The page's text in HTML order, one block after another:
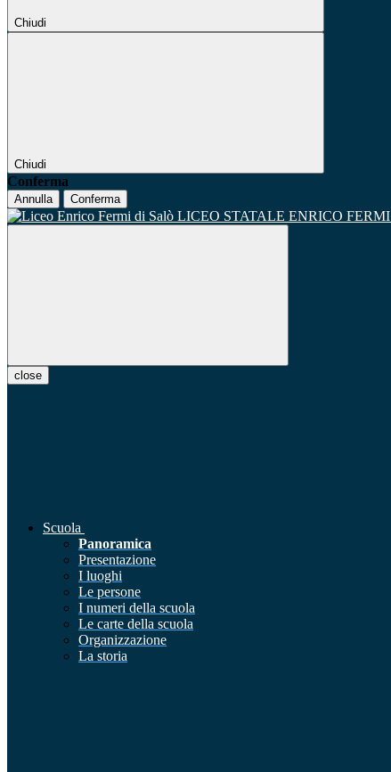
Chiudi
Chiudi
Conferma
Annulla Conferma
LICEO STATALE ENRICO FERMI
close
Scuola
Panoramica
Presentazione
I luoghi
Le persone
I numeri della scuola
Le carte della scuola
Organizzazione
La storia